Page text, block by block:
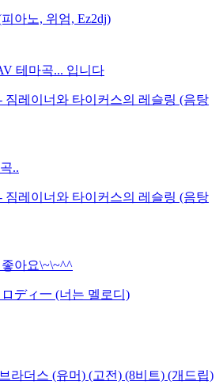
피아노, 위엄, Ez2dj)
테마곡... 입니다
짐레이너와 타이커스의 레슬링 (음탕
..
짐레이너와 타이커스의 레슬링 (음탕
아요\~\~^^
ディ一 (너는 멜로디)
라더스 (유머) (고전) (8비트) (개드립)